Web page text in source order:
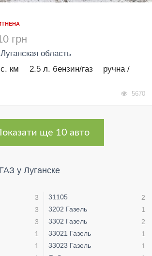
грн
область
км 2.5 л. бензин/газ
ручна /
5670
ще 10 авто
у Луганске
3
3
3
1
1
31105
2
3202 Газель
1
3302 Газель
2
33021 Газель
1
33023 Газель
1